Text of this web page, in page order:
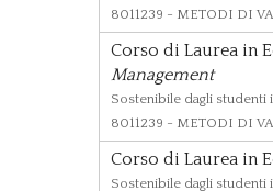
8011239 - METODI DI
Corso di Laurea in
Management
Sostenibile dagli
8011239 - METODI DI
Corso di Laurea in
Sostenibile dagli